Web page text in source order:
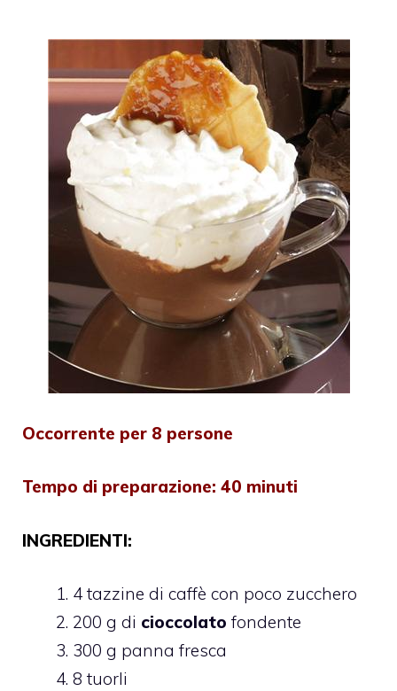
Occorrente per 8 persone
Tempo di preparazione: 40 minuti
INGREDIENTI:
4 tazzine di caffè con poco zucchero
200 g di cioccolato fondente
300 g panna fresca
8 tuorli